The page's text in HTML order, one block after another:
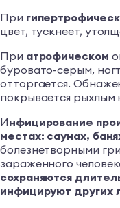
При
цвет, тускнеет,
При атрофическом
буровато-серым,
отторгается.
покрывается рыхлым
Инфицирование
местах: саунах,
болезнетворными
зараженного
сохраняются
инфицируют других